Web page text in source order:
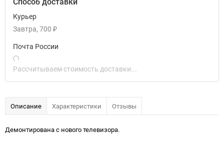
Курьер
Завтра 700 ₽
Почта России
Рассчитываем стоимость доставки...
Описание Характеристики Отзывы
Демонтирована с нового телевизора.